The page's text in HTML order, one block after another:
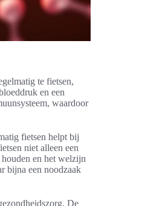
te fietsen,
en een
waardoor
fietsen helpt bij
niet alleen een
en het welzijn
bijna een noodzaak
De